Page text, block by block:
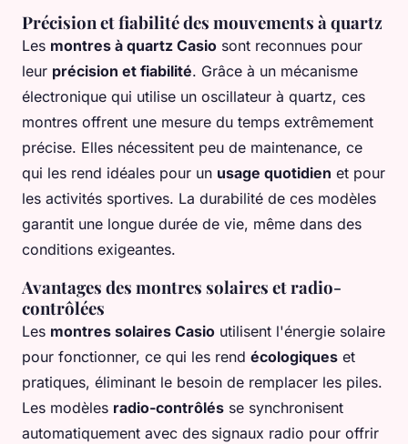
Précision et fiabilité des mouvements à quartz
Les montres à quartz Casio sont reconnues pour
leur précision et fiabilité. Grâce à un mécanisme
électronique qui utilise un oscillateur à quartz, ces
montres offrent une mesure du temps extrêmement
précise. Elles nécessitent peu de maintenance, ce
qui les rend idéales pour un usage quotidien et pour
les activités sportives. La durabilité de ces modèles
garantit une longue durée de vie, même dans des
conditions exigeantes.
Avantages des montres solaires et radio-
contrôlées
Les montres solaires Casio utilisent l'énergie solaire
pour fonctionner, ce qui les rend écologiques et
pratiques, éliminant le besoin de remplacer les piles.
Les modèles radio-contrôlés se synchronisent
automatiquement avec des signaux radio pour offrir